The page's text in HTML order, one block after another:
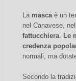
La mascaè un
nel Canavese,
fattucchiera. Le
credenza
normali, ma
Secondo la